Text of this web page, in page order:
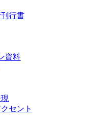
行書
資料
セント